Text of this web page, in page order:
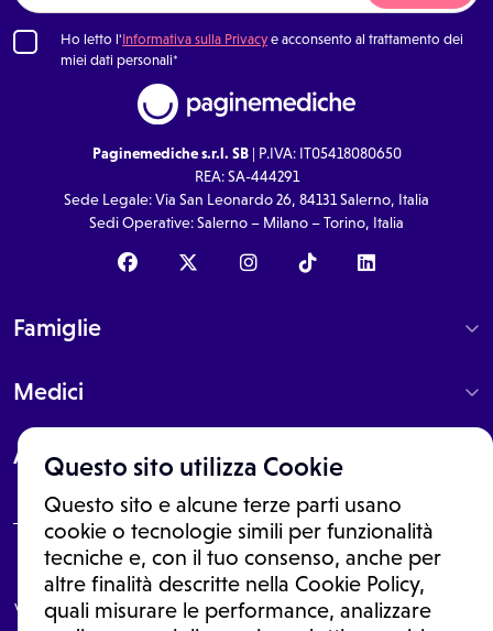
Questo sito utilizza Cookie
Questo sito e alcune terze parti usano
cookie o tecnologie simili per funzionalità
tecniche e, con il tuo consenso, anche per
altre finalità descritte nella Cookie Policy,
quali misurare le performance, analizzare
Ho letto l'Informativa sulla Privacye acconsento al trattamento dei
miei dati personali*
Paginemediche s.r.l. SB| P.IVA: IT05418080650
REA: SA-444291
Sede Legale: Via San Leonardo 26, 84131 Salerno, Italia
Sedi Operative: Salerno – Milano – Torino, Italia
Famiglie
Medici
About
Le informazioni proposte in questo sito non sono un consulto medico.
In nessun caso, queste informazioni sostituiscono un consulto, una
visita o una diagnosi formulata dal medico. Non si devono considerare
le informazioni disponibili come suggerimenti per la formulazione di